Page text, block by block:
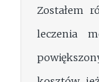
Zostałem
leczenia